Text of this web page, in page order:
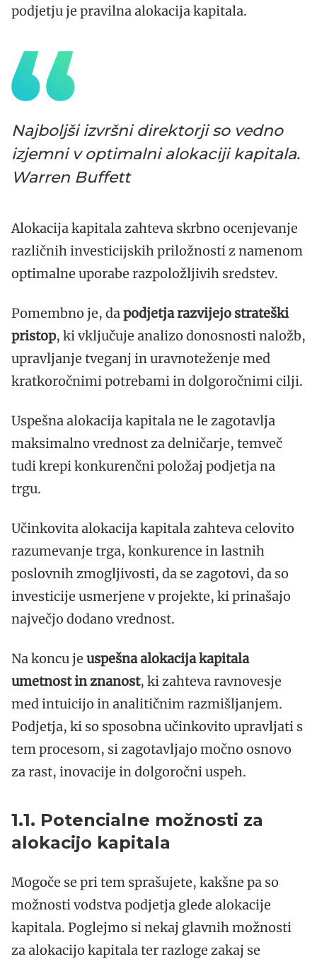
podjetju je pravilna alokacija kapitala.
Najboljši izvršni direktorji so vedno
izjemni v optimalni alokaciji kapitala.
Warren Buffett
Alokacija kapitala zahteva skrbno ocenjevanje
različnih investicijskih priložnosti z namenom
optimalne uporabe razpoložljivih sredstev.
Pomembno je, da podjetja razvijejo strateški
pristop, ki vključuje analizo donosnosti naložb,
upravljanje tveganj in uravnoteženje med
kratkoročnimi potrebami in dolgoročnimi cilji.
Uspešna alokacija kapitala ne le zagotavlja
maksimalno vrednost za delničarje, temveč
tudi krepi konkurenčni položaj podjetja na
trgu.
Učinkovita alokacija kapitala zahteva celovito
razumevanje trga, konkurence in lastnih
poslovnih zmogljivosti, da se zagotovi, da so
investicije usmerjene v projekte, ki prinašajo
največjo dodano vrednost.
Na koncu je uspešna alokacija kapitala
umetnost in znanost, ki zahteva ravnovesje
med intuicijo in analitičnim razmišljanjem.
Podjetja, ki so sposobna učinkovito upravljati s
tem procesom, si zagotavljajo močno osnovo
za rast, inovacije in dolgoročni uspeh.
1.1. Potencialne možnosti za
alokacijo kapitala
Mogoče se pri tem sprašujete, kakšne pa so
možnosti vodstva podjetja glede alokacije
kapitala. Poglejmo si nekaj glavnih možnosti
za alokacijo kapitala ter razloge zakaj se